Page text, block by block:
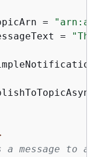
=
= "This
a message to an